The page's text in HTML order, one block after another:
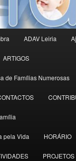
ADAV Leiria
ARTIGOS
de Famílias Numerosas
pela Vida HORÁRIO
PROJETOS